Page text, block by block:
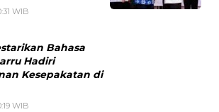
WIB
Bahasa
Hadiri
Kesepakatan di
WIB